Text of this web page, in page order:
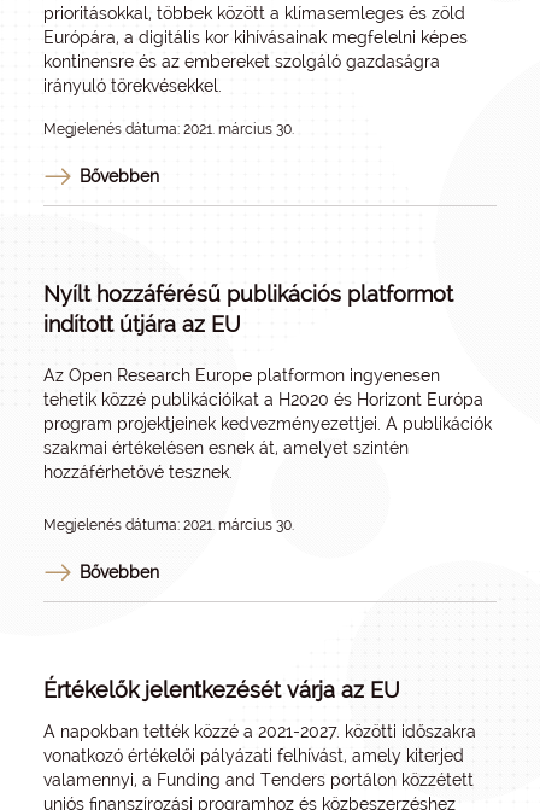
prioritásokkal, többek között a klímasemleges és zöld
Európára, a digitális kor kihívásainak megfelelni képes
kontinensre és az embereket szolgáló gazdaságra
irányuló törekvésekkel.
Megjelenés dátuma: 2021. március 30.
Bővebben
Nyílt hozzáférésű publikációs platformot
indított útjára az EU
Az Open Research Europe platformon ingyenesen
tehetik közzé publikációikat a H2020 és Horizont Európa
program projektjeinek kedvezményezettjei. A publikációk
szakmai értékelésen esnek át, amelyet szintén
hozzáférhetővé tesznek.
Megjelenés dátuma: 2021. március 30.
Bővebben
Értékelők jelentkezését várja az EU
A napokban tették közzé a 2021-2027. közötti időszakra
vonatkozó értékelői pályázati felhívást, amely kiterjed
valamennyi, a Funding and Tenders portálon közzétett
uniós finanszírozási programhoz és közbeszerzéshez